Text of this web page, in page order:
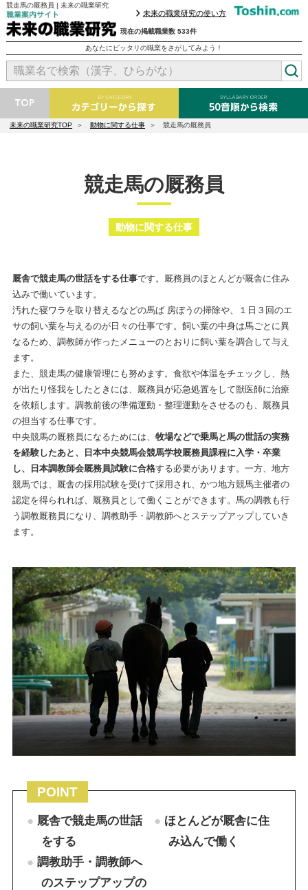
競走馬の厩務員 | 未来の職業研究
現在の掲載職業数 533件
あなたにピッタリの職業をさがしてみよう！
未来の職業研究の使い方
未来の職業研究TOP 動物に関する仕事 競走馬の厩務員
競走馬の厩務員
動物に関する仕事
厩舎で競走馬の世話をする仕事です。厩務員のほとんどが厩舎に住み
込みで働いています。
汚れた寝ワラを取り替えるなどの馬ば 房ぼうの掃除や、１日３回のエ
サの飼い葉を与えるのが日々の仕事です。飼い葉の中身は馬ごとに異
なるため、調教師が作ったメニューのとおりに飼い葉を調合して与え
ます。
また、競走馬の健康管理にも努めます。食欲や体温をチェックし、熱
が出たり怪我をしたときには、厩務員が応急処置をして獣医師に治療
を依頼します。調教前後の準備運動・整理運動をさせるのも、厩務員
の担当する仕事です。
中央競馬の厩務員になるためには、牧場などで乗馬と馬の世話の実務
を経験したあと、日本中央競馬会競馬学校厩務員課程に入学・卒業
し、日本調教師会厩務員試験に合格する必要があります。一方、地方
競馬では、厩舎の採用試験を受けて採用され、かつ地方競馬主催者の
認定を得られれば、厩務員として働くことができます。馬の調教も行
う調教厩務員になり、調教助手・調教師へとステップアップしていき
ます。
POINT
厩舎で競走馬の世話
をする
ほとんどが厩舎に住
み込んで働く
調教助手・調教師へ
のステップアップの